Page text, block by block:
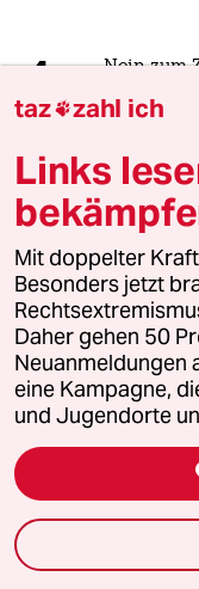
4 Nein zum
5 Was tun
Der
6 Streit um
taz
Folgen Sie uns
taz zahl ich
Links
Mit doppelter
Besonders jetzt
Daher gehen 50
Neuanmeldungen
eine Kampagne,
und Jugendorte